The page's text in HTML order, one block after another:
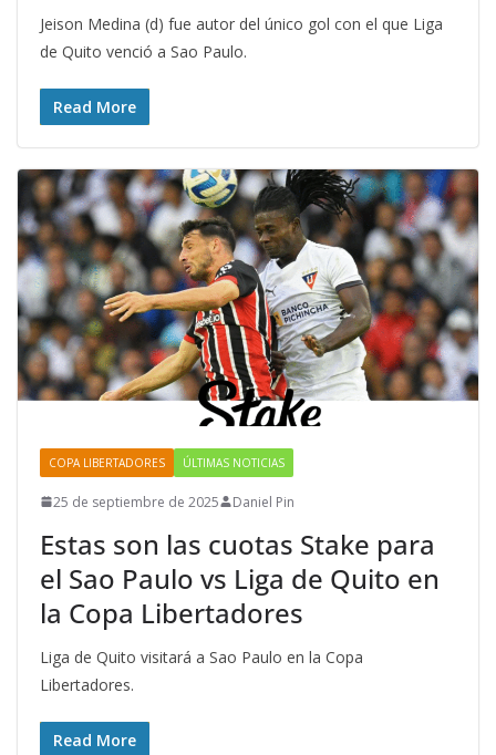
Jeison Medina (d) fue autor del único gol con el que Liga
de Quito venció a Sao Paulo.
Read More
COPA LIBERTADORES ÚLTIMAS NOTICIAS
25 de septiembre de 2025 Daniel Pin
Estas son las cuotas Stake para
el Sao Paulo vs Liga de Quito en
la Copa Libertadores
Liga de Quito visitará a Sao Paulo en la Copa
Libertadores.
Read More